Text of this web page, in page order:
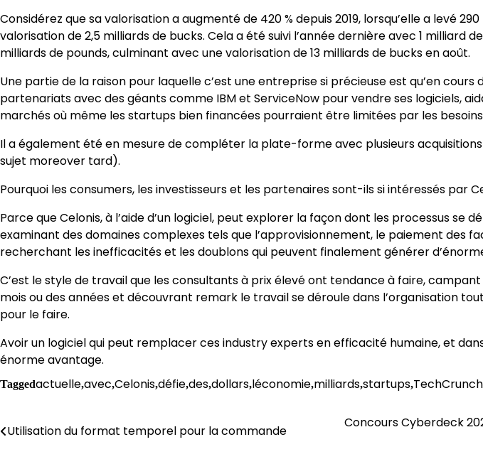
Considérez que sa valorisation a augmenté de 420 % depuis 2019, lorsqu’elle a levé
valorisation de 2,5 milliards de bucks. Cela a été suivi l’année dernière avec 1 milliard
milliards de pounds, culminant avec une valorisation de 13 milliards de bucks en août.
Une partie de la raison pour laquelle c’est une entreprise si précieuse est qu’en cours
partenariats avec des géants comme IBM et ServiceNow pour vendre ses logiciels,
marchés où même les startups bien financées pourraient être limitées par les
Il a également été en mesure de compléter la plate-forme avec plusieurs
sujet moreover tard).
Pourquoi les consumers, les investisseurs et les partenaires sont-ils si intéressés par
Parce que Celonis, à l’aide d’un logiciel, peut explorer la façon dont les processus se
examinant des domaines complexes tels que l’approvisionnement, le paiement des
recherchant les inefficacités et les doublons qui peuvent finalement générer
C’est le style de travail que les consultants à prix élevé ont tendance à faire,
mois ou des années et découvrant remark le travail se déroule dans l’organisation
pour le faire.
Avoir un logiciel qui peut remplacer ces industry experts en efficacité humaine, et
énorme avantage.
Taggedactuelle,avec,Celonis,défie,des,dollars,léconomie,milliards,startups,TechCrunch
Post
Utilisation du format temporel pour la commande
Concours Cyberdeck